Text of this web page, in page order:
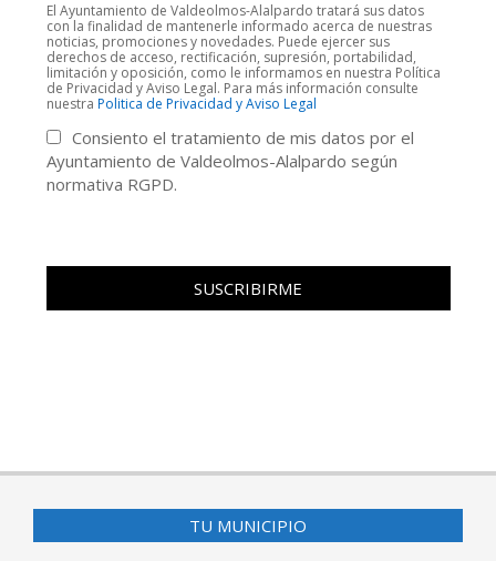
El Ayuntamiento de Valdeolmos-Alalpardo tratará sus datos
con la finalidad de mantenerle informado acerca de nuestras
noticias, promociones y novedades. Puede ejercer sus
derechos de acceso, rectificación, supresión, portabilidad,
limitación y oposición, como le informamos en nuestra Política
de Privacidad y Aviso Legal. Para más información consulte
nuestra Politica de Privacidad y Aviso Legal
Consiento el tratamiento de mis datos por el
Ayuntamiento de Valdeolmos-Alalpardo según
normativa RGPD.
TU MUNICIPIO